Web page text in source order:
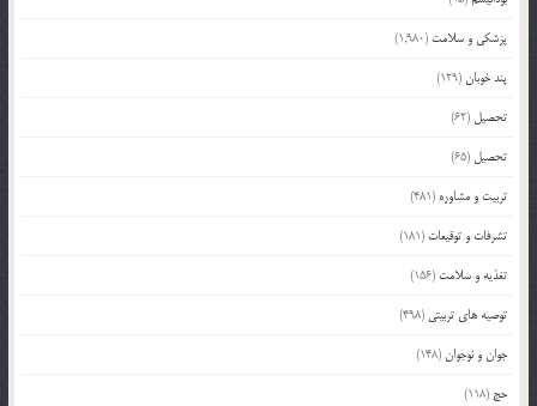
پزشکی و سلامت (1,980)
پند خوبان(129)
تحصیل (62)
تحصیل (65)
تربیت و مشاوره (481)
تشرفات و توقیعات (181)
تغذیه و سلامت (156)
توصیه های تربیتی (498)
جوان و نوجوان(148)
حج (118)